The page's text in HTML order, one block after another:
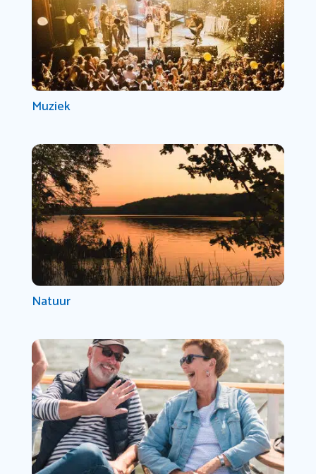
Muziek
Natuur